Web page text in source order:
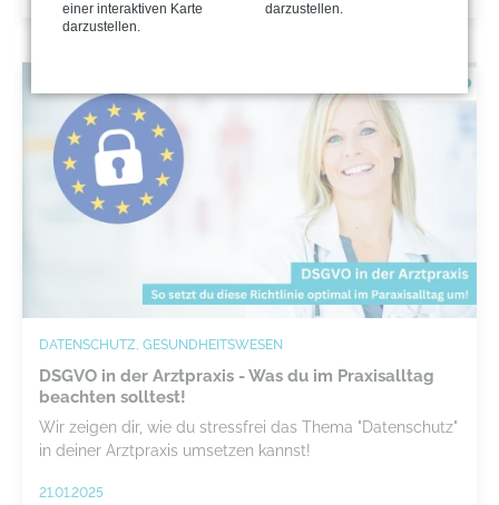
DATENSCHUTZ, GESUNDHEITSWESEN
DSGVO in der Arztpraxis - Was du im Praxisalltag
beachten solltest!
Wir zeigen dir, wie du stressfrei das Thema "Datenschutz"
in deiner Arztpraxis umsetzen kannst!
21.01.2025
einer interaktiven Karte
darzustellen.
darzustellen.